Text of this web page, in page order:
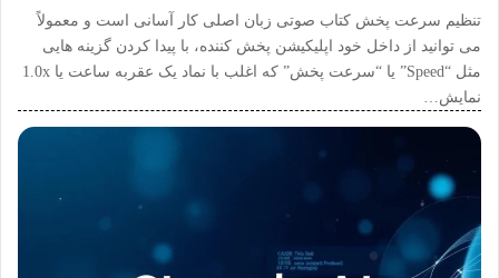
تنظیم سرعت پخش کتاب صوتی زبان اصلی کار آسانی است و معمولاً
می توانید از داخل خود اپلیکیشن پخش کننده، با پیدا کردن گزینه هایی
مثل “Speed” یا “سرعت پخش” که اغلب با نماد یک عقربه ساعت یا 1.0x
نمایش…